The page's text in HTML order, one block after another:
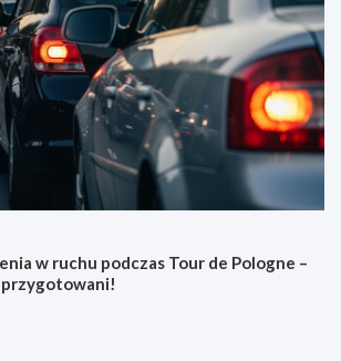
w ruchu podczas Tour de Pologne –
przygotowani!